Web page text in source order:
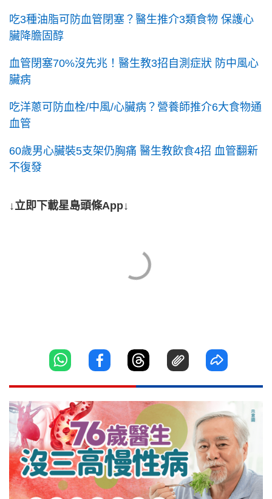
吃3種油脂可防血管閉塞？醫生推介3類食物 保護心
臟降膽固醇
血管閉塞70%沒先兆！醫生教3招自測症狀 防中風心
臟病
吃洋蔥可防血栓/中風/心臟病？營養師推介6大食物通
血管
60歲男心臟裝5支架仍胸痛 醫生教飲食4招 血管翻新
不復發
↓立即下載星島頭條App↓